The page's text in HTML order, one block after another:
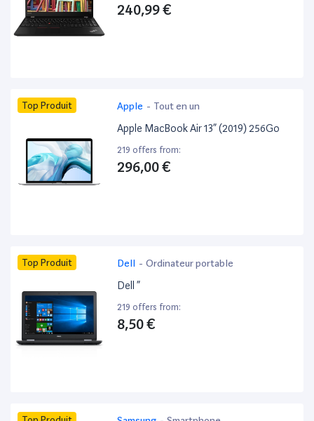
240,99 €
Top Produit Apple - Tout en un
Apple MacBook Air 13” (2019) 256Go
219 offers from:
296,00 €
Top Produit Dell - Ordinateur portable
Dell ”
219 offers from:
8,50 €